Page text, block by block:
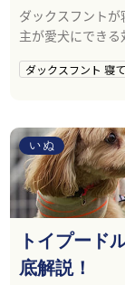
ダックスフント
主が愛犬にできる
ダックスフント 寝
いぬ
トイプード
底解説！